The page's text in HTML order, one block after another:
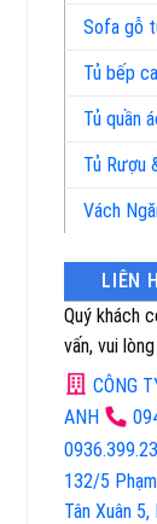
Sofa gỗ
Tủ bếp
Tủ quần
Tủ Rượu
Vách
LIÊN
Quý khách
vấn, vui
CÔNG
ANH
132/5
Tân Xuân